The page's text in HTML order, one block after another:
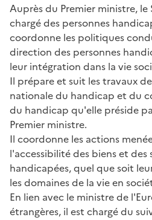
Auprès du Premier ministre,
chargé des personnes
coordonne les politiques
direction des personnes
leur intégration dans la vie
Il prépare et suit les travaux
nationale du handicap et du
du handicap qu'elle préside
Premier ministre.
Il coordonne les actions
l'accessibilité des biens et des
handicapées, quel que soit
les domaines de la vie en
En lien avec le ministre de
étrangères, il est chargé du